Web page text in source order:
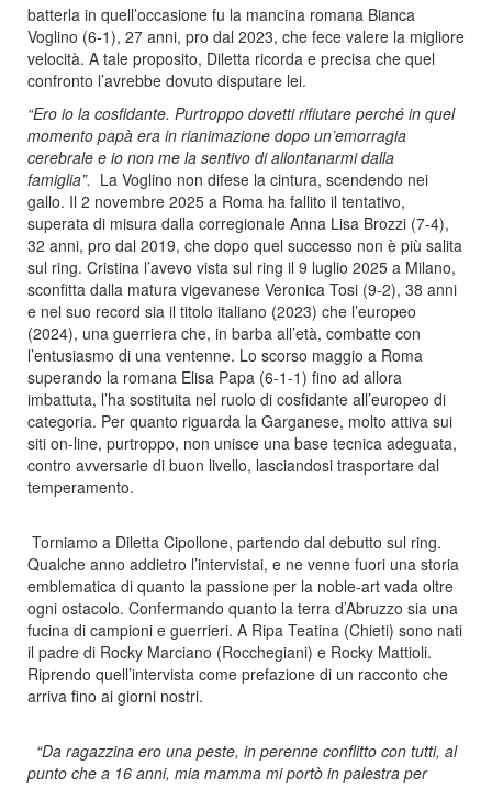
batterla in quell’occasione fu la mancina romana Bianca
Voglino (6-1), 27 anni, pro dal 2023, che fece valere la migliore
velocità. A tale proposito, Diletta ricorda e precisa che quel
confronto l’avrebbe dovuto disputare lei.
“Ero io la cosfidante. Purtroppo dovetti rifiutare perché in quel
momento papà era in rianimazione dopo un’emorragia
cerebrale e io non me la sentivo di allontanarmi dalla
famiglia”. La Voglino non difese la cintura, scendendo nei
gallo. Il 2 novembre 2025 a Roma ha fallito il tentativo,
superata di misura dalla corregionale Anna Lisa Brozzi (7-4),
32 anni, pro dal 2019, che dopo quel successo non è più salita
sul ring. Cristina l’avevo vista sul ring il 9 luglio 2025 a Milano,
sconfitta dalla matura vigevanese Veronica Tosi (9-2), 38 anni
e nel suo record sia il titolo italiano (2023) che l’europeo
(2024), una guerriera che, in barba all’età, combatte con
l’entusiasmo di una ventenne. Lo scorso maggio a Roma
superando la romana Elisa Papa (6-1-1) fino ad allora
imbattuta, l’ha sostituita nel ruolo di cosfidante all’europeo di
categoria. Per quanto riguarda la Garganese, molto attiva sui
siti on-line, purtroppo, non unisce una base tecnica adeguata,
contro avversarie di buon livello, lasciandosi trasportare dal
temperamento.
Torniamo a Diletta Cipollone, partendo dal debutto sul ring.
Qualche anno addietro l’intervistai, e ne venne fuori una storia
emblematica di quanto la passione per la noble-art vada oltre
ogni ostacolo. Confermando quanto la terra d’Abruzzo sia una
fucina di campioni e guerrieri. A Ripa Teatina (Chieti) sono nati
il padre di Rocky Marciano (Rocchegiani) e Rocky Mattioli.
Riprendo quell’intervista come prefazione di un racconto che
arriva fino ai giorni nostri.
“Da ragazzina ero una peste, in perenne conflitto con tutti, al
punto che a 16 anni, mia mamma mi portò in palestra per